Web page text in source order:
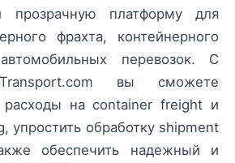
прозрачную платформу для
фрахта, контейнерного
перевозок. С
вы сможете
расходы на container freight и
упростить обработку shipment
обеспечить надежный и